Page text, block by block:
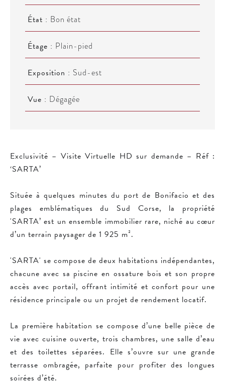
État Bon état
Étage Plain-pied
Exposition Sud-est
Vue Dégagée
Exclusivité – Visite Virtuelle HD sur demande – Réf :
‘SARTA’
Située à quelques minutes du port de Bonifacio et des
plages emblématiques du Sud Corse, la propriété
'SARTA’ est un ensemble immobilier rare, niché au cœur
d’un terrain paysager de 1 925 m².
'SARTA' se compose de deux habitations indépendantes,
chacune avec sa piscine en ossature bois et son propre
accès avec portail, offrant intimité et confort pour une
résidence principale ou un projet de rendement locatif.
La première habitation se compose d’une belle pièce de
vie avec cuisine ouverte, trois chambres, une salle d’eau
et des toilettes séparées. Elle s’ouvre sur une grande
terrasse ombragée, parfaite pour profiter des longues
soirées d’été.